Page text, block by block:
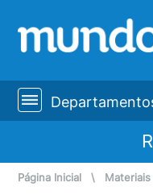
Página Inicial \